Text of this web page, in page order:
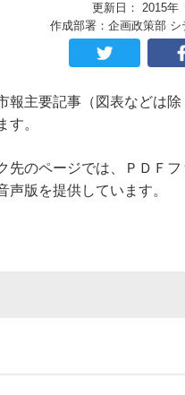
更新日： 2015年
作成部署：企画政策部 シ
報主要記事（図表などは
す。
先のページでは、ＰＤＦ
声版を提供しています。